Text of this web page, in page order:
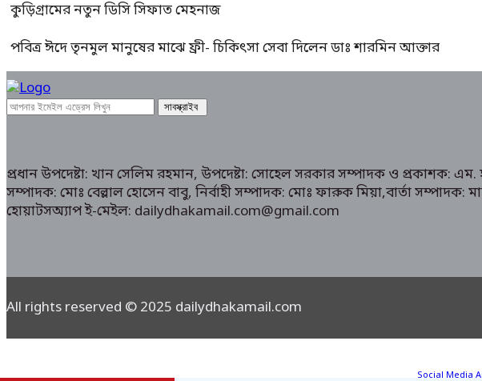
কুড়িগ্রামের নতুন ডিসি সিফাত মেহনাজ
পবিত্র ঈদে তৃনমুল মানুষের মাঝে ফ্রী- চিকিৎসা সেবা দিলেন ডাঃ শারমিন আক্তার
প্রধান উপদেষ্টা: খান সেলিম রহমান, উপদেষ্টা: সোহেল সরকার সম্পাদক ও প্রকাশক:
সম্পাদক: মোঃ বেল্লাল হোসেন বাবু, নির্বাহী সম্পাদক: মোঃ ফারুক মিয়া,বার্তা
হোয়াটসঅ্যাপ ই-মেইল: dailydhakamail.com@gmail.com
All rights reserved © 2025 dailydhakamail.com
Social Media